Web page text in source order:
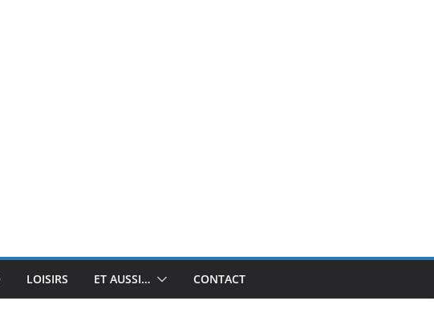
LOISIRS ET AUSSI… CONTACT